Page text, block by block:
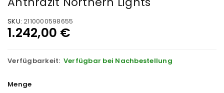
SKU: 2110000598655
1.242,00 €
Verfügbarkeit: Verfügbar bei Nachbestellung
Menge